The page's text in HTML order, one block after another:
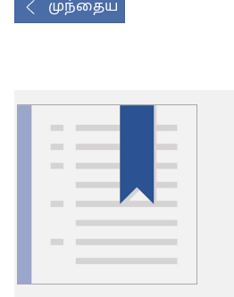
முந்தைய